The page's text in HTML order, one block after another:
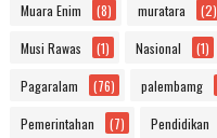
Muara Enim (8) muratara (2)
Musi Rawas (1) Nasional (1)
Pagaralam (76) palembamg
Pemerintahan (7) Pendidikan